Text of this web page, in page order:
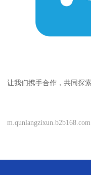
让我们携手合作，共同探
m.qunlangzixun.b2b168.com